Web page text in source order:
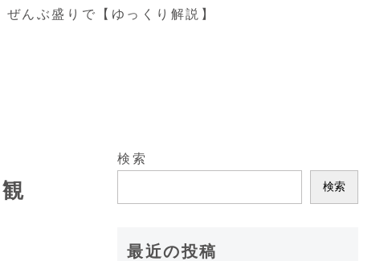
んぶ盛りで【ゆっくり解説】
検索
検索
最近の投稿